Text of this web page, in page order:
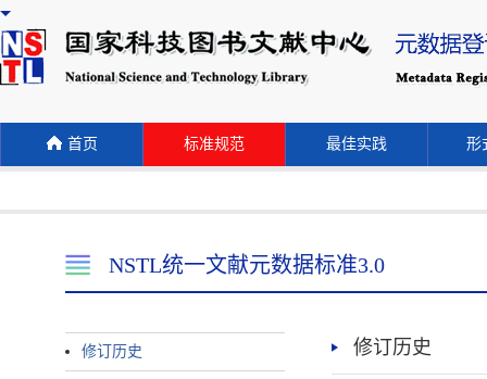
首页 标准规范 最佳实践 形
NSTL统一文献元数据标准3.0
修订历史 修订历史